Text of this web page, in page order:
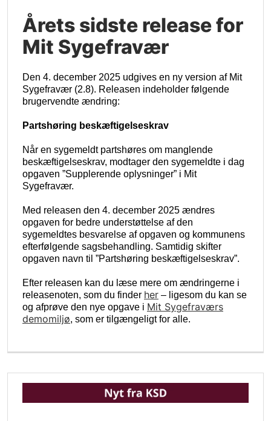
Årets sidste release for
Mit Sygefravær
Den 4. december 2025 udgives en ny version af Mit
Sygefravær (2.8). Releasen indeholder følgende
brugervendte ændring:
Partshøring beskæftigelseskrav
Når en sygemeldt partshøres om manglende
beskæftigelseskrav, modtager den sygemeldte i dag
opgaven ”Supplerende oplysninger” i Mit
Sygefravær.
Med releasen den 4. december 2025 ændres
opgaven for bedre understøttelse af den
sygemeldtes besvarelse af opgaven og kommunens
efterfølgende sagsbehandling. Samtidig skifter
opgaven navn til ”Partshøring beskæftigelseskrav”.
Efter releasen kan du læse mere om ændringerne i
releasenoten, som du finder her – ligesom du kan se
og afprøve den nye opgave i Mit Sygefraværs
demomiljø, som er tilgængeligt for alle.